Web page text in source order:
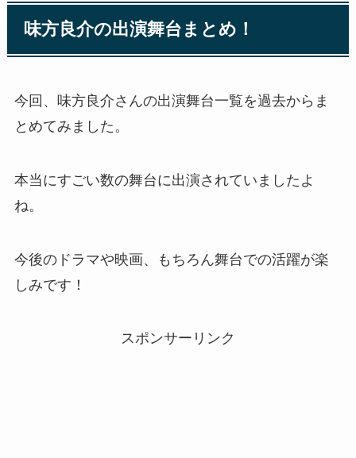
味方良介の出演舞台まとめ！
今回、味方良介さんの出演舞台一覧を過去からま
とめてみました。
本当にすごい数の舞台に出演されていましたよ
ね。
今後のドラマや映画、もちろん舞台での活躍が楽
しみです！
スポンサーリンク